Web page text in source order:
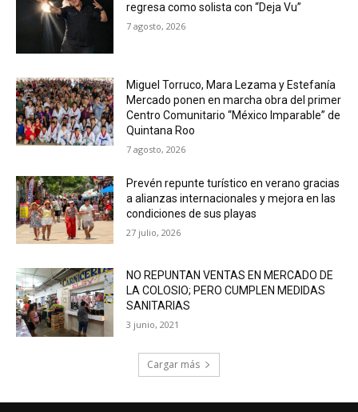
regresa como solista con “Deja Vu”
7 agosto, 2026
Miguel Torruco, Mara Lezama y Estefanía
Mercado ponen en marcha obra del primer
Centro Comunitario “México Imparable” de
Quintana Roo
7 agosto, 2026
Prevén repunte turístico en verano gracias
a alianzas internacionales y mejora en las
condiciones de sus playas
27 julio, 2026
NO REPUNTAN VENTAS EN MERCADO DE
LA COLOSIO; PERO CUMPLEN MEDIDAS
SANITARIAS
3 junio, 2021
Cargar más